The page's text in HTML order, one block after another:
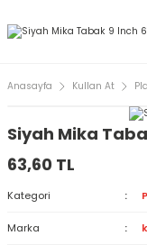
Anasayfa Kullan At
Siyah Mika
63,60 TL
Kategori
Marka